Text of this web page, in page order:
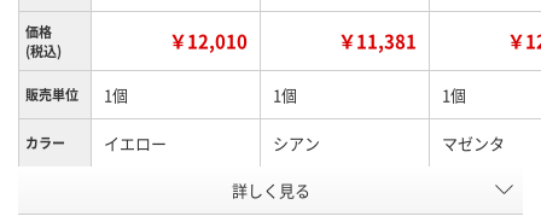
価格
(税込)
￥12,010 ￥11,381 ￥
販売単位 1個 1個 1個
カラー イエロー シアン マゼンタ
XN41183 XN41179
詳しく見る